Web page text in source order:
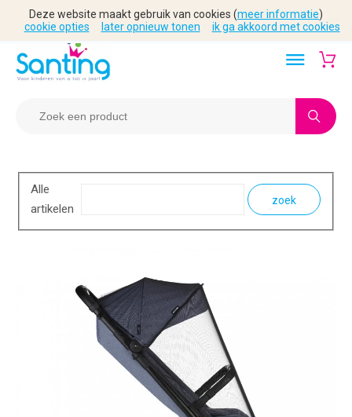
Alle
artikelen
zoek
Deze website maakt gebruik van cookies (meer informatie)
cookie opties
later opnieuw tonen ik ga akkoord met cookies